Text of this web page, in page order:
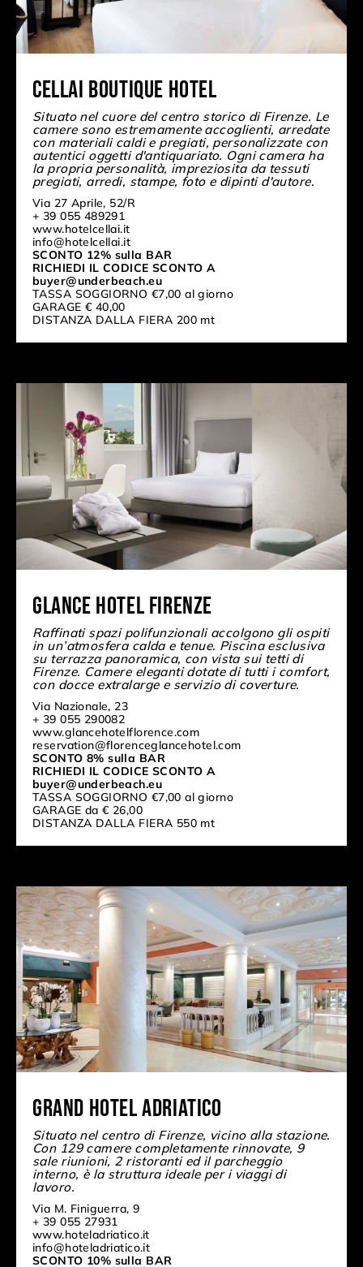
Cellai Boutique Hotel
Situato nel cuore del centro storico di Firenze. Le
camere sono estremamente accoglienti, arredate
con materiali caldi e pregiati, personalizzate con
autentici oggetti d'antiquariato. Ogni camera ha
la propria personalità, impreziosita da tessuti
pregiati, arredi, stampe, foto e dipinti d'autore.
Via 27 Aprile, 52/R
+ 39 055 489291
www.hotelcellai.it
info@hotelcellai.it
SCONTO 12% sulla BAR
RICHIEDI IL CODICE SCONTO A
buyer@underbeach.eu
TASSA SOGGIORNO €7,00 al giorno
GARAGE € 40,00
DISTANZA DALLA FIERA 200 mt
Glance Hotel Firenze
Raffinati spazi polifunzionali accolgono gli ospiti
in un’atmosfera calda e tenue. Piscina esclusiva
su terrazza panoramica, con vista sui tetti di
Firenze. Camere eleganti dotate di tutti i comfort,
con docce extralarge e servizio di coverture.
Via Nazionale, 23
+ 39 055 290082
www.glancehotelflorence.com
reservation@florenceglancehotel.com
SCONTO 8% sulla BAR
RICHIEDI IL CODICE SCONTO A
buyer@underbeach.eu
TASSA SOGGIORNO €7,00 al giorno
GARAGE da € 26,00
DISTANZA DALLA FIERA 550 mt
Grand Hotel Adriatico
Situato nel centro di Firenze, vicino alla stazione.
Con 129 camere completamente rinnovate, 9
sale riunioni, 2 ristoranti ed il parcheggio
interno, è la struttura ideale per i viaggi di
lavoro.
Via M. Finiguerra, 9
+ 39 055 27931
www.hoteladriatico.it
info@hoteladriatico.it
SCONTO 10% sulla BAR